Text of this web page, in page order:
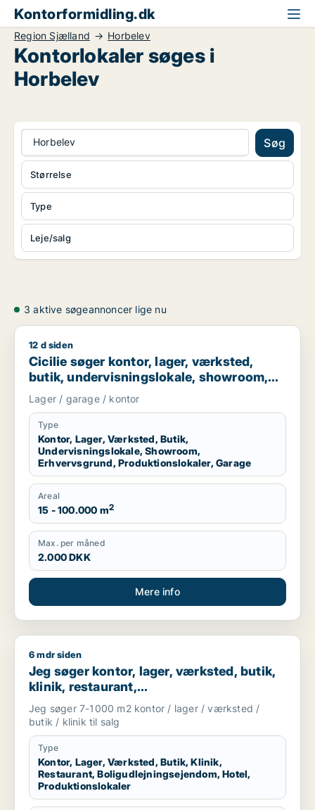
Kontorformidling.dk
Region Sjælland Horbelev
Kontorlokaler søges i
Horbelev
Horbelev Søg
Type
Leje/salg
Størrelse
3 aktive søgeannoncer lige nu
Cicilie søger kontor, lager, værksted, butik,
12 d siden
Cicilie søger kontor, lager, værksted,
butik, undervisningslokale, showroom,
erhvervsgrund, produktionslokaler eller
garage til leje i Region Sjælland eller
Nordsjælland
Lager / garage / kontor
Type
Kontor, Lager, Værksted, Butik,
Undervisningslokale, Showroom,
Erhvervsgrund, Produktionslokaler, Garage
Areal
15 - 100.000 m2
Max. per måned
2.000 DKK
Mere info
Jeg søger kontor, lager, værksted, butik, klinik, restaurant,
6 mdr siden
Jeg søger kontor, lager, værksted, butik,
klinik, restaurant,
boligudlejningsejendom, hotel eller
produktionslokaler til salg i Vordingborg,
Guldborgsund eller Lolland
Jeg søger 7-1000 m2 kontor / lager / værksted /
butik / klinik til salg
Type
Kontor, Lager, Værksted, Butik, Klinik,
Restaurant, Boligudlejningsejendom, Hotel,
Produktionslokaler